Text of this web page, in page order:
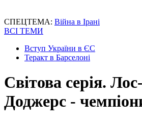
СПЕЦТЕМА: Війна в Ірані
ВСІ ТЕМИ
Вступ України в ЄС
Теракт в Барселоні
Світова серія.
Доджерс -